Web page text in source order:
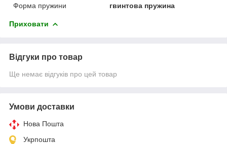
Форма пружини
гвинтова пружина
Приховати
Відгуки про товар
Ще немає відгуків про цей товар
Умови доставки
Нова Пошта
Укрпошта